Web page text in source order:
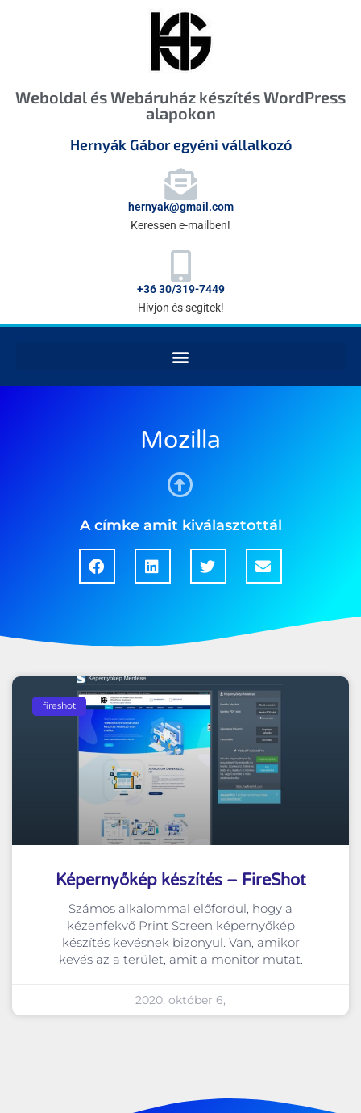
Weboldal és Webáruház készítés WordPress
alapokon
Hernyák Gábor egyéni vállalkozó
hernyak@gmail.com
Keressen e-mailben!
+36 30/319-7449
Hívjon és segítek!
Mozilla
A címke amit kiválasztottál
fireshot
Képernyőkép készítés – FireShot
Számos alkalommal előfordul, hogy a
kézenfekvő Print Screen képernyőkép
készítés kevésnek bizonyul. Van, amikor
kevés az a terület, amit a monitor mutat.
2020. október 6,